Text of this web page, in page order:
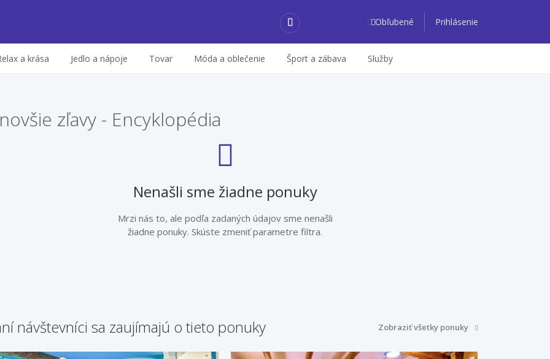
Obľubené Prihlásenie
a krása Jedlo a nápoje Tovar Móda a oblečenie Šport a zábava Služby
zľavy - Encyklopédia
Nenašli sme žiadne ponuky
Mrzi nás to, ale podľa zadaných údajov sme nenašli
žiadne ponuky. Skúste zmeniť parametre filtra.
návštevníci sa zaujímajú o tieto ponuky Zobraziť všetky ponuky